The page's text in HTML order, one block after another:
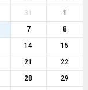
31
1
7
8
14
15
21
22
28
29